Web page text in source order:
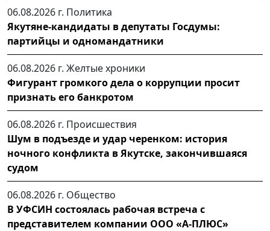
06.08.2026 г. Политика
Якутяне-кандидаты в депутаты Госдумы:
партийцы и одномандатники
06.08.2026 г. Желтые хроники
Фигурант громкого дела о коррупции просит
признать его банкротом
06.08.2026 г. Происшествия
Шум в подъезде и удар черенком: история
ночного конфликта в Якутске, закончившаяся
судом
06.08.2026 г. Общество
В УФСИН состоялась рабочая встреча с
представителем компании ООО «А-ПЛЮС»